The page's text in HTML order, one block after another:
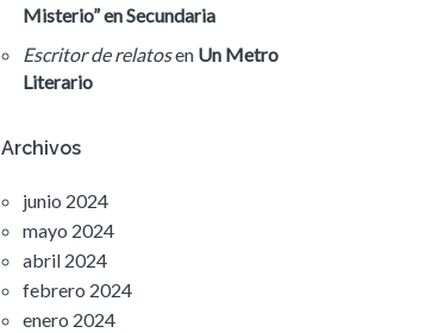
Misterio” en Secundaria
Escritor de relatosen Un Metro
Literario
Archivos
junio 2024
mayo 2024
abril 2024
febrero 2024
enero 2024